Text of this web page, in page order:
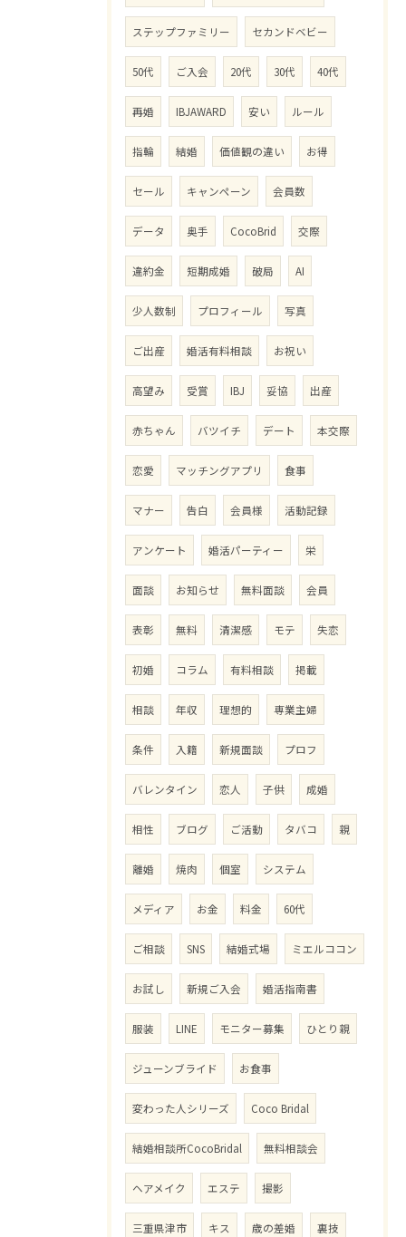
ステップファミリー セカンドベビー
50代 ご入会 20代 30代 40代
再婚 IBJAWARD 安い ルール
指輪 結婚 価値観の違い お得
セール キャンペーン 会員数
データ 奥手 CocoBrid 交際
違約金 短期成婚 破局 AI
少人数制 プロフィール 写真
ご出産 婚活有料相談 お祝い
高望み 受賞 IBJ 妥協 出産
赤ちゃん バツイチ デート 本交際
恋愛 マッチングアプリ 食事
マナー 告白 会員様 活動記録
アンケート 婚活パーティー 栄
面談 お知らせ 無料面談 会員
表彰 無料 清潔感 モテ 失恋
初婚 コラム 有料相談 掲載
相談 年収 理想的 専業主婦
条件 入籍 新規面談 プロフ
バレンタイン 恋人 子供 成婚
相性 ブログ ご活動 タバコ 親
離婚 焼肉 個室 システム
メディア お金 料金 60代
ご相談 SNS 結婚式場 ミエルココン
お試し 新規ご入会 婚活指南書
服装 LINE モニター募集 ひとり親
ジューンブライド お食事
変わった人シリーズ Coco Bridal
結婚相談所CocoBridal 無料相談会
ヘアメイク エステ 撮影
三重県津市 キス 歳の差婚 裏技